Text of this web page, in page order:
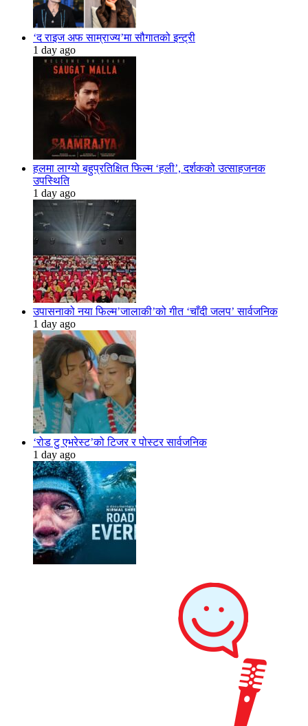
‘द राइज अफ साम्राज्य’मा सौगातको इन्ट्री
1 day ago
हलमा लाग्यो बहुप्रतिक्षित फिल्म ‘हली’, दर्शकको उत्साहजनक
उपस्थिति
1 day ago
उपासनाको नया फिल्म’जालाकी’को गीत ‘चाँदी जलप’ सार्वजनिक
1 day ago
‘रोड टु एभरेस्ट’को टिजर र पोस्टर सार्वजनिक
1 day ago